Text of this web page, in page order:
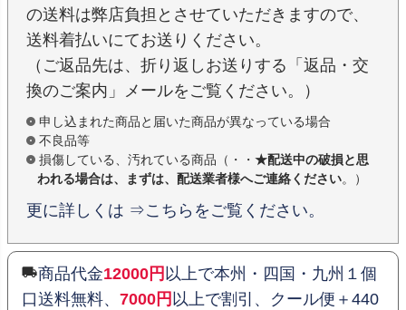
の送料は弊店負担とさせていただきますので、
送料着払いにてお送りください。
（ご返品先は、折り返しお送りする「返品・交
換のご案内」メールをご覧ください。）
申し込まれた商品と届いた商品が異なっている場合
不良品等
損傷している、汚れている商品（・・ ★配送中の破損と思
われる場合は、まずは、配送業者様へご連絡ください。）
更に詳しくは ⇒こちらをご覧ください。
商品代金12000円 以上で本州・四国・九州１個
口送料無料、 7000円 以上で割引、クール便＋440